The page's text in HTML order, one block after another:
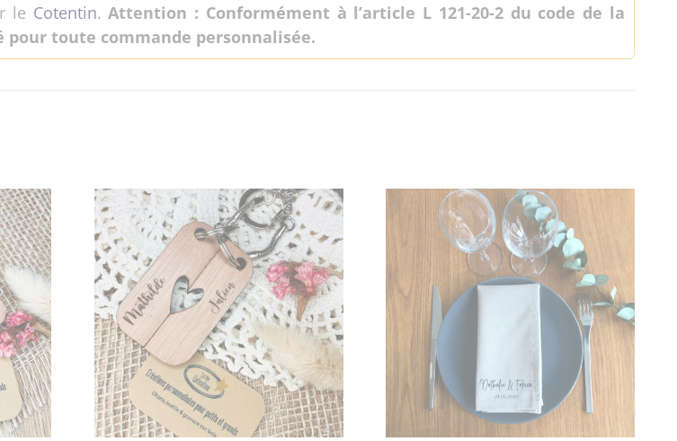
le Cotentin.Attention : Conformément à l’article L 121-20-2 du code de la
toute commande personnalisée.